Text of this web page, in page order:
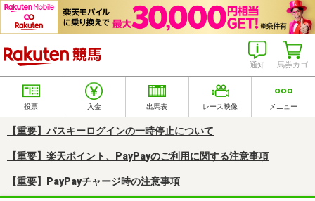
馬券カゴ
通知
投票 入金 出馬表 レース映像 メニュー
【重要】パスキーログインの一時停止について
【重要】楽天ポイント、PayPayのご利用に関する注意事項
【重要】PayPayチャージ時の注意事項